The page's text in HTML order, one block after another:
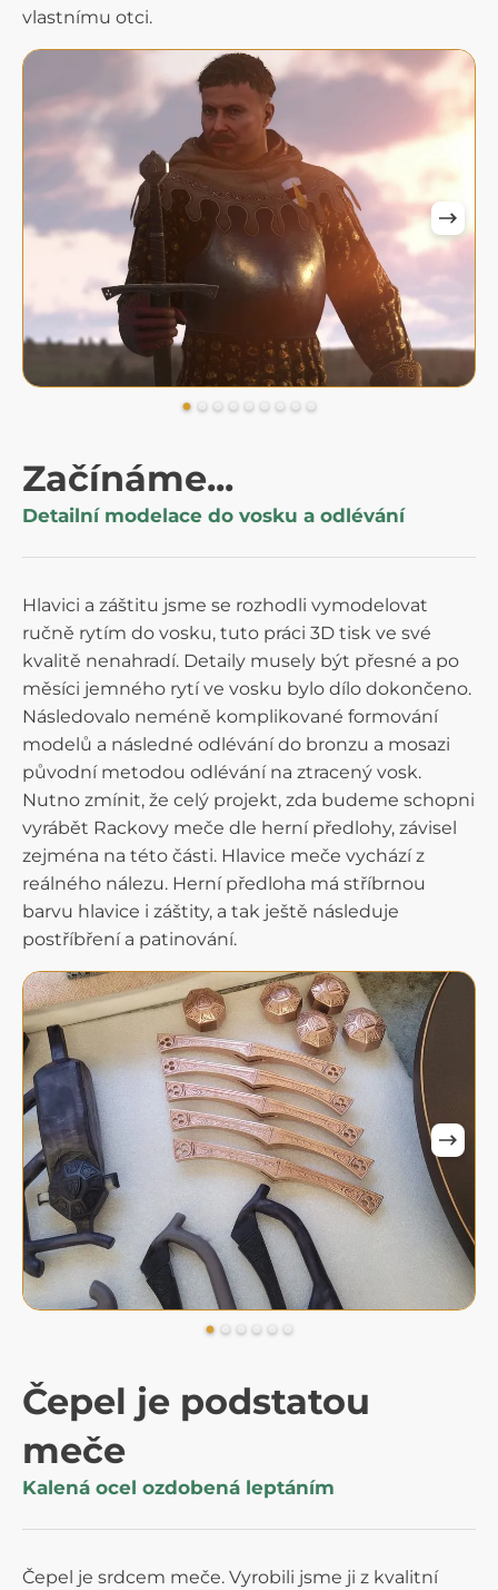
vlastnímu otci.
Začínáme...
Detailní modelace do vosku a odlévání
Hlavici a záštitu jsme se rozhodli vymodelovat
ručně rytím do vosku, tuto práci 3D tisk ve své
kvalitě nenahradí. Detaily musely být přesné a po
měsíci jemného rytí ve vosku bylo dílo dokončeno.
Následovalo neméně komplikované formování
modelů a následné odlévání do bronzu a mosazi
původní metodou odlévání na ztracený vosk.
Nutno zmínit, že celý projekt, zda budeme schopni
vyrábět Rackovy meče dle herní předlohy, závisel
zejména na této části. Hlavice meče vychází z
reálného nálezu. Herní předloha má stříbrnou
barvu hlavice i záštity, a tak ještě následuje
postříbření a patinování.
Čepel je podstatou
meče
Kalená ocel ozdobená leptáním
Čepel je srdcem meče. Vyrobili jsme ji z kvalitní